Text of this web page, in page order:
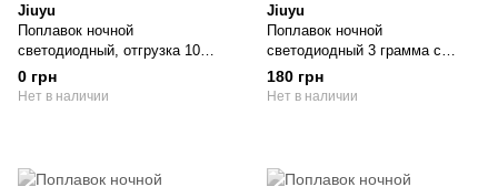
Jiuyu
Поплавок ночной
светодиодный, отгрузка 10
грамм, оранжево-желтый +
батарейка CR425 в комплекте
0 грн
Нет в наличии
Jiuyu
Поплавок ночной
светодиодный 3 грамма с
датчиком погружения,
батарейка CR425 в комплекте,
180 грн
Нет в наличии